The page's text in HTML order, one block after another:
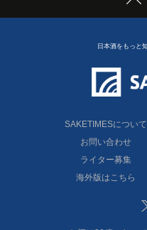
日本酒をもっと
SAKETIMESについて
お問い合わせ
ライター募集
海外版はこちら